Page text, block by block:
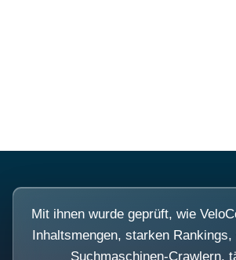
Mit ihnen wurde geprüft, wie
Inhaltsmengen, starken
Suchmaschinen-Crawlern,